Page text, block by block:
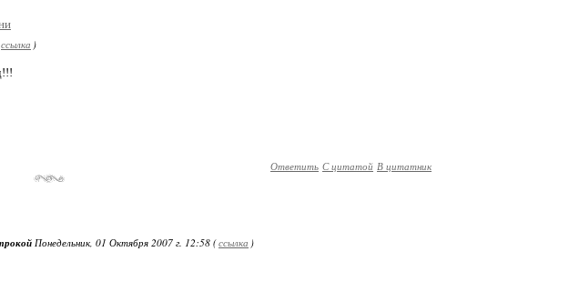
ссылка )
Ответить С цитатой В цитатник
Понедельник, 01 Октября 2007 г. 12:58 (ссылка )